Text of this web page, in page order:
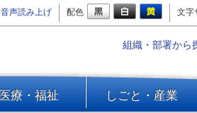
音声読み上げ 配色 文字
組織・部署から
覧
医療・福祉 しごと・産業